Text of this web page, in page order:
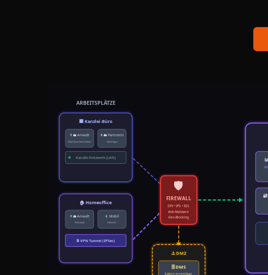
ARBEITSPLÄTZE
🏢 Kanzlei-Büro
👨‍💼 Anwalt
Mandantendaten
👩‍💼 Partnerin
Verträge
Kanzlei-Netzwerk (LAN)
🏠 Homeoffice
👨‍💼 Anwalt
Remote
📱 Mobil
Gericht
🔒 VPN Tunnel (IPSec)
🛡️
FIREWALL
DPI • IPS • IDS
Anti-Malware
Geo-Blocking
⚠️ DMZ
🗄️ DMS
Extern erreichbar